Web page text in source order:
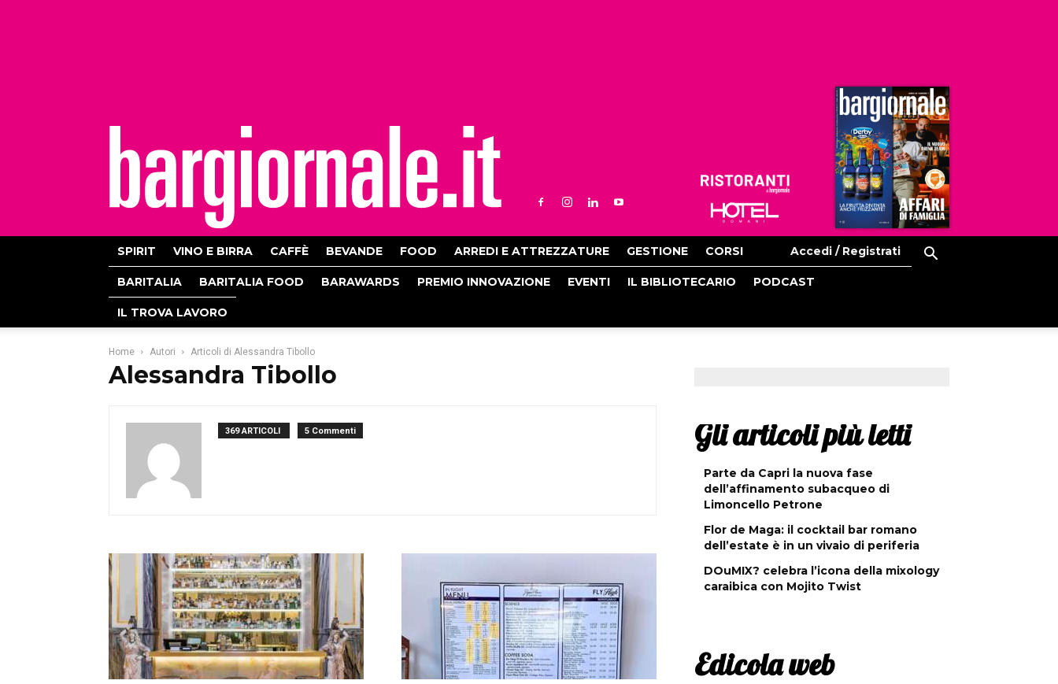
Ristoranti
Hoteldomani
SPIRIT VINO E BIRRA CAFFÈ BEVANDE FOOD ARREDI E ATTREZZATURE GESTIONE CORSI Accedi / Registrati
BARITALIA BARITALIA FOOD BARAWARDS PREMIO INNOVAZIONE EVENTI IL BIBLIOTECARIO PODCAST
IL TROVA LAVORO
Home Autori Articoli di Alessandra Tibollo
Alessandra Tibollo
369 ARTICOLI 5 Commenti Gli articoli più letti
Parte da Capri la nuova fase
dell’affinamento subacqueo di
Limoncello Petrone
Flor de Maga: il cocktail bar romano
dell’estate è in un vivaio di periferia
DOuMIX? celebra l’icona della mixology
caraibica con Mojito Twist
Edicola web